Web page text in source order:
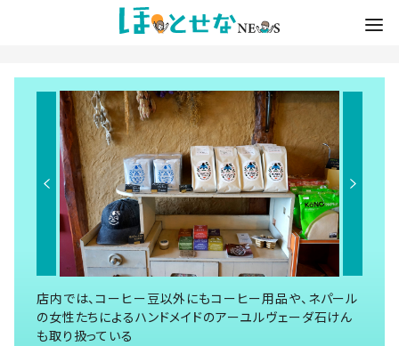
店内では、コーヒー豆以外にもコーヒー用品や、ネパール
の女性たちによるハンドメイドのアーユルヴェーダ石けん
も取り扱っている